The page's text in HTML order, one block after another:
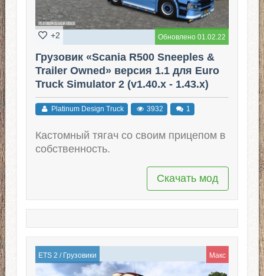
Обновлено 01.02.22
+2
Грузовик «Scania R500 Sneeples &
Trailer Owned» версия 1.1 для Euro
Truck Simulator 2 (v1.40.x - 1.43.x)
Platinum Design Truck 3932 1
Кастомный тягач со своим прицепом в
собственность.
Скачать мод
ETS 2 / Грузовики Макс